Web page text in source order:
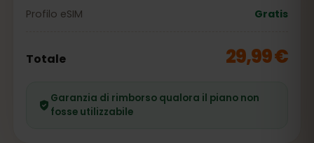
Profilo eSIM
Gratis
Totale 29,99 €
Garanzia di rimborso qualora il piano non
fosse utilizzabile